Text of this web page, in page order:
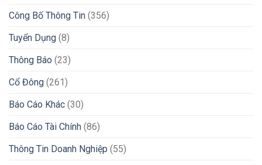
Công Bố Thông Tin (356)
Tuyển Dụng (8)
Thông Báo (23)
Cổ Đông (261)
Báo Cáo Khác (30)
Báo Cáo Tài Chính (86)
Thông Tin Doanh Nghiệp (55)